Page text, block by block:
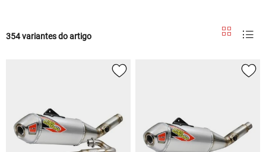
354 variantes do artigo